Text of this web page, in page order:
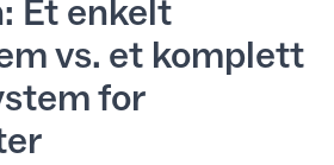
Et enkelt
vs. et komplett
for